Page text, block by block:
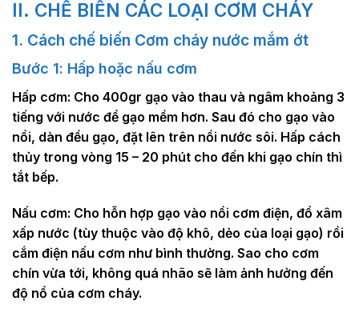
II. CHẾ BIẾN CÁC LOẠI CƠM CHÁY
1. Cách chế biến Cơm cháy nước mắm ớt
Bước 1: Hấp hoặc nấu cơm
Hấp cơm: Cho 400gr gạo vào thau và ngâm khoảng 3
tiếng với nước để gạo mềm hơn. Sau đó cho gạo vào
nồi, dàn đều gạo, đặt lên trên nồi nước sôi. Hấp cách
thủy trong vòng 15 – 20 phút cho đến khi gạo chín thì
tắt bếp.
Nấu cơm: Cho hỗn hợp gạo vào nồi cơm điện, đổ xâm
xấp nước (tùy thuộc vào độ khô, dẻo của loại gạo) rồi
cắm điện nấu cơm như bình thường. Sao cho cơm
chín vừa tới, không quá nhão sẽ làm ảnh hưởng đến
độ nổ của cơm cháy.